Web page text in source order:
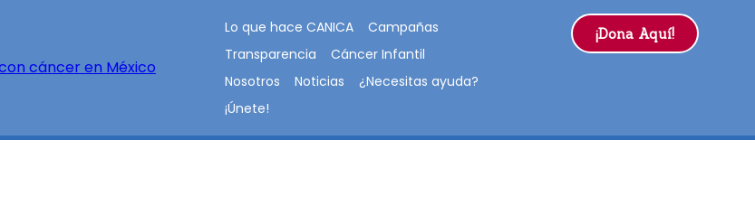
Lo que hace CANICA
Campañas
Transparencia
Cáncer Infantil
Nosotros
Noticias
¿Necesitas ayuda?
¡Únete!
¡Dona Aquí!